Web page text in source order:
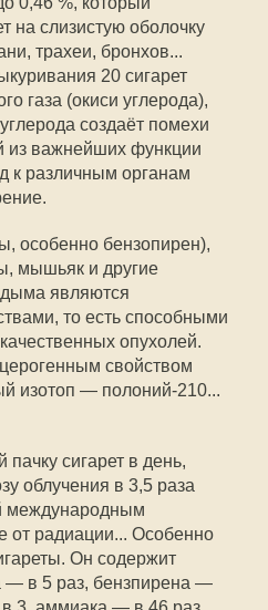
на слизистую оболочку
трахеи, бронхов...
20 сигарет
газа (окиси углерода),
создаёт помехи
из важнейших функции
к различным органам
особенно бензопирен),
мышьяк и другие
являются
то есть способными
опухолей.
свойством
изотоп — полоний-210...
сигарет в день,
облучения в 3,5 раза
международным
от радиации... Особенно
Он содержит
— в 5 раз, бензпирена —